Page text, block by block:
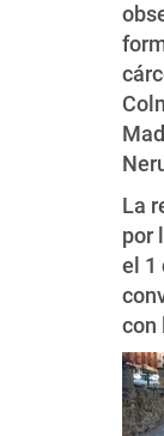
La
por
el 1
con